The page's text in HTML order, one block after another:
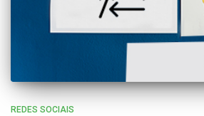
REDES SOCIAIS